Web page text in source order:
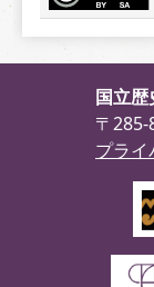
国立
〒
プライ